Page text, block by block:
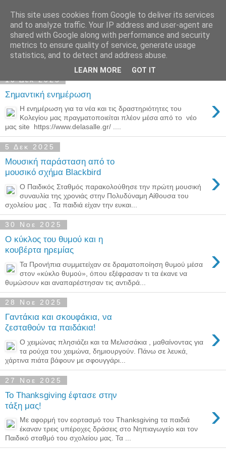
Παιδικός Σταθμός-
Νηπιαγωγείο "ΔΕΛΑΣΑΛ"
10 Δεκ 2025
Σημαντική ενημέρωση ›
Η ενημέρωση για τα νέα και τις δραστηριότητες του
Κολεγίου μας πραγματοποιείται πλέον μέσα από το νέο
μας site https://www.delasalle.gr/ ....
5 Δεκ 2025
Μουσική παράσταση από το
μουσικό σχήμα Blackbird
›
Ο Παιδικός Σταθμός παρακολούθησε την πρώτη μουσική
συναυλία της χρονιάς στην Πολυδύναμη Αίθουσα του
σχολείου μας . Τα παιδιά είχαν την ευκαι...
30 Νοε 2025
Ο κύκλος του θυμού και η
κουβέρτα ηρεμίας
›
Τα Προνήπια συμμετείχαν σε δραματοποίηση θυμού μέσα
στον «κύκλο θυμού», όπου εξέφρασαν τι τα έκανε να
θυμώσουν και αναπαρέστησαν τις αντιδρά...
28 Νοε 2025
Γαντάκια και σκουφάκια, να
ζεσταθούν τα παιδάκια!
›
Ο χειμώνας πλησιάζει και τα Μελισσάκια , μαθαίνοντας για
τα ρούχα του χειμώνα, δημιουργούν. Πάνω σε λευκά,
χάρτινα πιάτα βάφουν με σφουγγάρι...
27 Νοε 2025
Το Thanksgiving έφτασε στην
τάξη μας!
›
Με αφορμή τον εορτασμό του Thanksgiving τα παιδιά
έκαναν τρεις υπέροχες δράσεις στο Νηπιαγωγείο και τον
Παιδικό σταθμό του σχολείου μας. Τα ...
This site uses cookies from Google to deliver its services
and to analyze traffic. Your IP address and user-agent are
shared with Google along with performance and security
metrics to ensure quality of service, generate usage
statistics, and to detect and address abuse.
LEARN MORE GOT IT